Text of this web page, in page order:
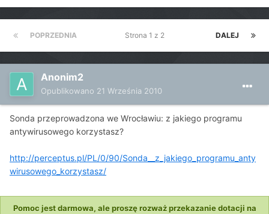
POPRZEDNIA DALEJ
Strona 1 z 2
Anonim2
Opublikowano 21 Września 2010
Sonda przeprowadzona we Wrocławiu: z jakiego programu
antywirusowego korzystasz?
http://perceptus.pl/PL/0/90/Sonda__z_jakiego_programu_anty
wirusowego_korzystasz/
Pomoc jest darmowa, ale proszę rozważ przekazanie dotacji na